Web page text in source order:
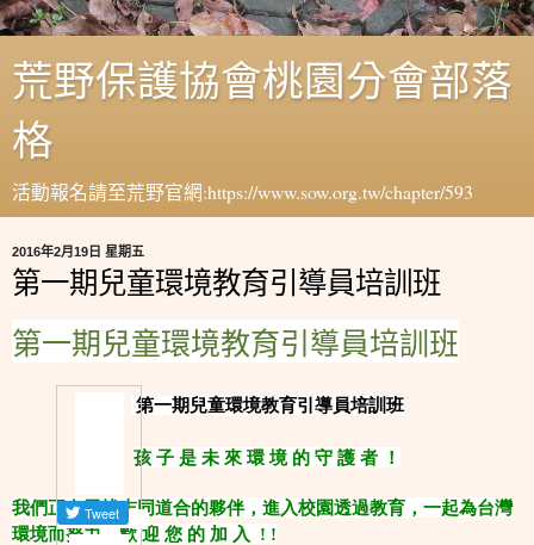
荒野保護協會桃園分會部落
格
活動報名請至荒野官網:https://www.sow.org.tw/chapter/593
2016年2月19日 星期五
第一期兒童環境教育引導員培訓班
第一期兒童環境教育引導員培訓班
第一期兒童環境教育引導員培訓班
孩 子 是 未 來 環 境 的 守 護 者 ！
我們正在尋找志同道合的夥伴，進入校園透過教育，一起為台灣
環境而努力。歡 迎 您 的 加 入 ! !